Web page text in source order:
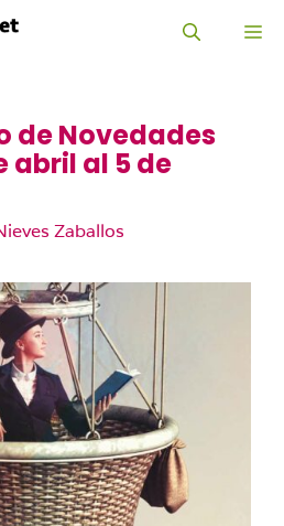
de Novedades
abril al 5 de
Zaballos